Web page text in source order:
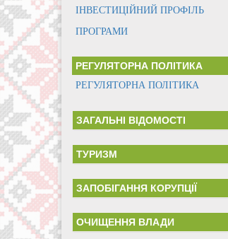
ІНВЕСТИЦІЙНИЙ ПРОФІЛЬ
ПРОГРАМИ
РЕГУЛЯТОРНА ПОЛІТИКА
РЕГУЛЯТОРНА ПОЛІТИКА
ЗАГАЛЬНІ ВІДОМОСТІ
ТУРИЗМ
ЗАПОБІГАННЯ КОРУПЦІЇ
ОЧИЩЕННЯ ВЛАДИ